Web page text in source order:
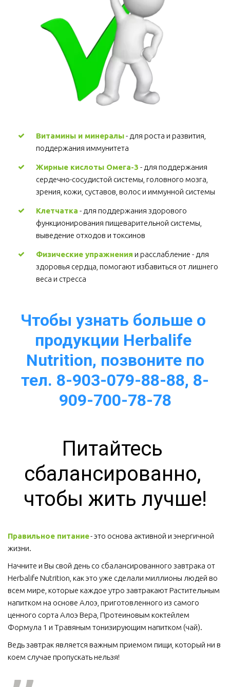
Витамины и минералы - для роста и развития,
поддержания иммунитета
Жирные кислоты Омега-3 - для поддержания
сердечно-сосудистой системы, головного мозга,
зрения, кожи, суставов, волос и иммунной системы
Клетчатка - для поддержания здорового
функционирования пищеварительной системы,
выведение отходов и токсинов
Физические упражнения и расслабление - для
здоровья сердца, помогают избавиться от лишнего
веса и стресса
Чтобы узнать больше о
продукции Herbalife
Nutrition, позвоните по
тел. 8-903-079-88-88, 8-
909-700-78-78
Питайтесь
сбалансированно,
чтобы жить лучше!
Правильное питание - это основа активной и энергичной
жизни.
Начните и Вы свой день со сбалансированного завтрака от
Herbalife Nutrition, как это уже сделали миллионы людей во
всем мире, которые каждое утро завтракают Растительным
напитком на основе Алоэ, приготовленного из самого
ценного сорта Алоэ Вера, Протеиновым коктейлем
Формула 1 и Травяным тонизирующим напитком (чай).
Ведь завтрак является важным приемом пищи, который ни в
коем случае пропускать нельзя!